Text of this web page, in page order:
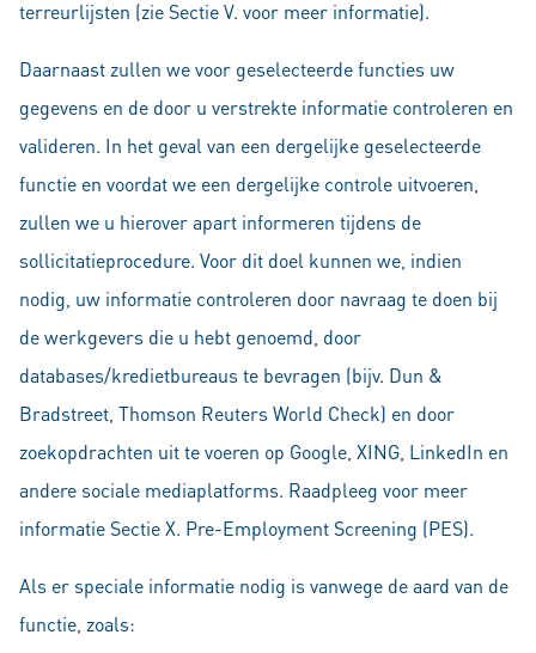
terreurlijsten (zie Sectie V. voor meer informatie).
Daarnaast zullen we voor geselecteerde functies uw
gegevens en de door u verstrekte informatie controleren en
valideren. In het geval van een dergelijke geselecteerde
functie en voordat we een dergelijke controle uitvoeren,
zullen we u hierover apart informeren tijdens de
sollicitatieprocedure. Voor dit doel kunnen we, indien
nodig, uw informatie controleren door navraag te doen bij
de werkgevers die u hebt genoemd, door
databases/kredietbureaus te bevragen (bijv. Dun &
Bradstreet, Thomson Reuters World Check) en door
zoekopdrachten uit te voeren op Google, XING, LinkedIn en
andere sociale mediaplatforms. Raadpleeg voor meer
informatie Sectie X. Pre-Employment Screening (PES).
Als er speciale informatie nodig is vanwege de aard van de
functie, zoals: